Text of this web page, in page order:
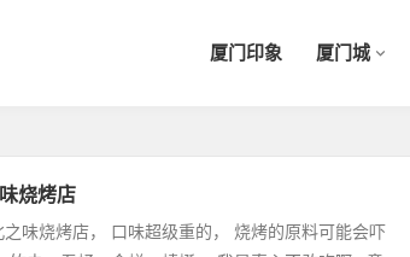
厦门印象 厦门城
烧烤店
味烧烤店， 口味超级重的， 烧烤的原料可能会吓